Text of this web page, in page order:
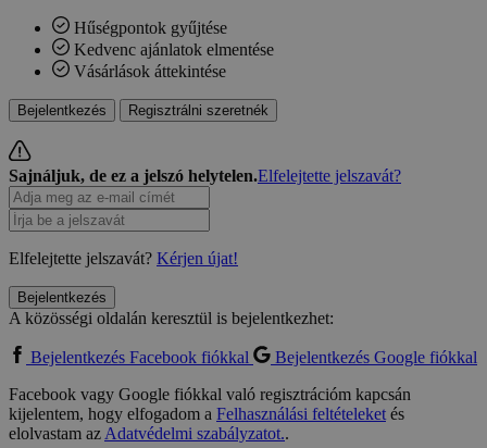
Hűségpontok gyűjtése
Kedvenc ajánlatok elmentése
Vásárlások áttekintése
Bejelentkezés Regisztrálni szeretnék
Sajnáljuk, de ez a jelszó helytelen.Elfelejtette jelszavát?
Elfelejtette jelszavát? Kérjen újat!
Bejelentkezés
A közösségi oldalán keresztül is bejelentkezhet:
Bejelentkezés Facebook fiókkal
Bejelentkezés Google fiókkal
Facebook vagy Google fiókkal való regisztrációm kapcsán
kijelentem, hogy elfogadom a Felhasználási feltételeketés
elolvastam azAdatvédelmi szabályzatot..